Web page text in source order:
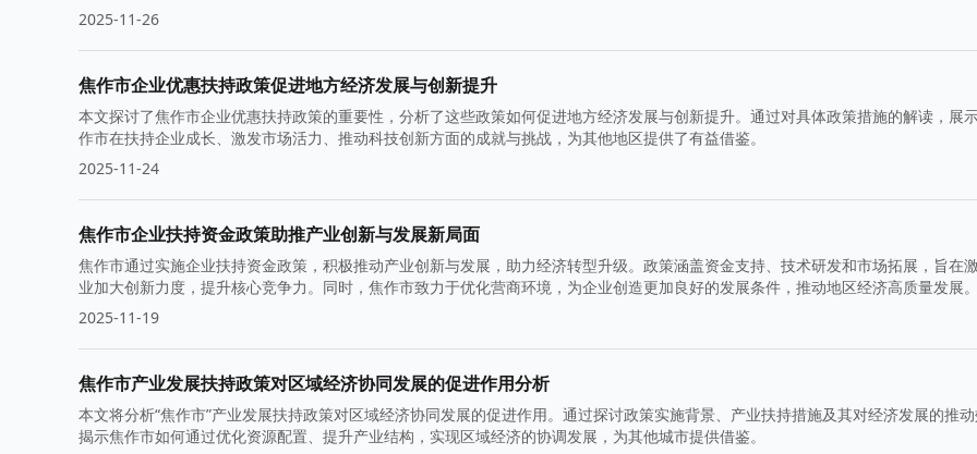
2025-11-26
焦作市企业优惠扶持政策促进地方经济发展与创新提升
本文探讨了焦作市企业优惠扶持政策的重要性，分析了这些政策如何促进地方经济发展与创新提升。通过对具体政策措施的解读，展
作市在扶持企业成长、激发市场活力、推动科技创新方面的成就与挑战，为其他地区提供了有益借鉴。
2025-11-24
焦作市企业扶持资金政策助推产业创新与发展新局面
焦作市通过实施企业扶持资金政策，积极推动产业创新与发展，助力经济转型升级。政策涵盖资金支持、技术研发和市场拓展，旨在
业加大创新力度，提升核心竞争力。同时，焦作市致力于优化营商环境，为企业创造更加良好的发展条件，推动地区经济高质量发展。
2025-11-19
焦作市产业发展扶持政策对区域经济协同发展的促进作用分析
本文将分析“焦作市”产业发展扶持政策对区域经济协同发展的促进作用。通过探讨政策实施背景、产业扶持措施及其对经济发展的推动
揭示焦作市如何通过优化资源配置、提升产业结构，实现区域经济的协调发展，为其他城市提供借鉴。